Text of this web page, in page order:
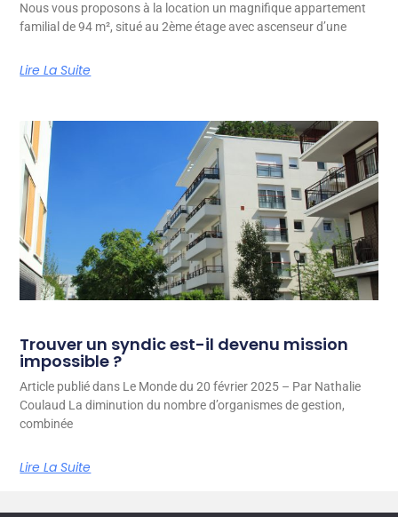
Nous vous proposons à la location un magnifique appartement
familial de 94 m², situé au 2ème étage avec ascenseur d’une
Lire La Suite
Trouver un syndic est-il devenu mission
impossible ?
Article publié dans Le Monde du 20 février 2025 – Par Nathalie
Coulaud La diminution du nombre d’organismes de gestion,
combinée
Lire La Suite